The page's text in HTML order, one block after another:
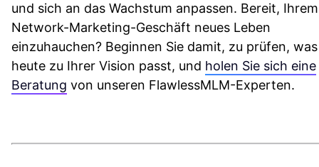
und sich an das Wachstum anpassen. Bereit, Ihrem
Network-Marketing-Geschäft neues Leben
einzuhauchen? Beginnen Sie damit, zu prüfen, was
heute zu Ihrer Vision passt, und holen Sie sich eine
Beratung von unseren FlawlessMLM-Experten.